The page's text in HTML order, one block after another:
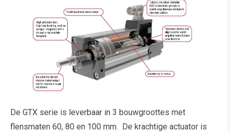
De GTX serie is leverbaar in 3 bouwgroottes met
flensmaten 60, 80 en 100 mm. De krachtige actuator is